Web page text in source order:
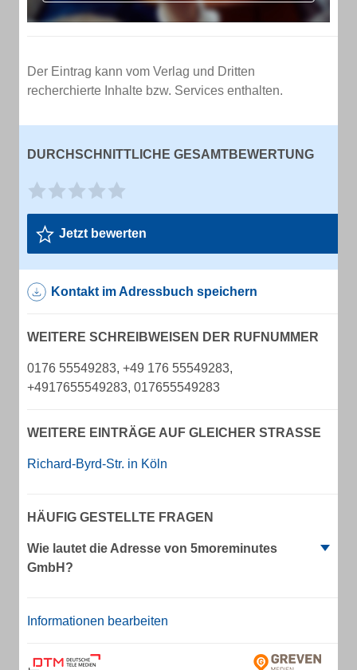
Der Eintrag kann vom Verlag und Dritten
recherchierte Inhalte bzw. Services enthalten.
DURCHSCHNITTLICHE GESAMTBEWERTUNG
Jetzt bewerten
Kontakt im Adressbuch speichern
WEITERE SCHREIBWEISEN DER RUFNUMMER
0176 55549283, +49 176 55549283,
+4917655549283, 017655549283
WEITERE EINTRÄGE AUF GLEICHER STRASSE
Richard-Byrd-Str. in Köln
HÄUFIG GESTELLTE FRAGEN
Wie lautet die Adresse von 5moreminutes
GmbH?
Informationen bearbeiten